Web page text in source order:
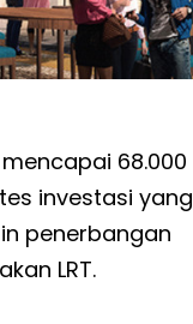
68.000
investasi yang
penerbangan
LRT.